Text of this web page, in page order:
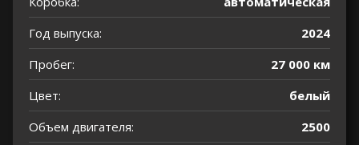
Год выпуска:
2024
Пробег:
27 000 км
Цвет:
белый
Объем двигателя:
2500